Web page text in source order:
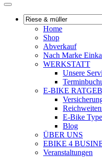
Home
Shop
Abverkauf
Nach Marke
WERKSTATT
Unsere
E-BIKE
E-Bike
Blog
ÜBER UNS
EBIKE 4
Veranstaltungen